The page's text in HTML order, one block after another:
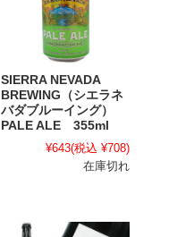
SIERRA NEVADA
BREWING（シエラネ
バダブルーイング）
PALE ALE 355ml
¥643(税込 ¥708)
在庫切れ